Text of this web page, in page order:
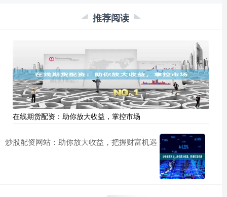
推荐阅读
在线期货配资：助你放大收益，掌控市场
炒股配资网站：助你放大收益，把握财富机遇